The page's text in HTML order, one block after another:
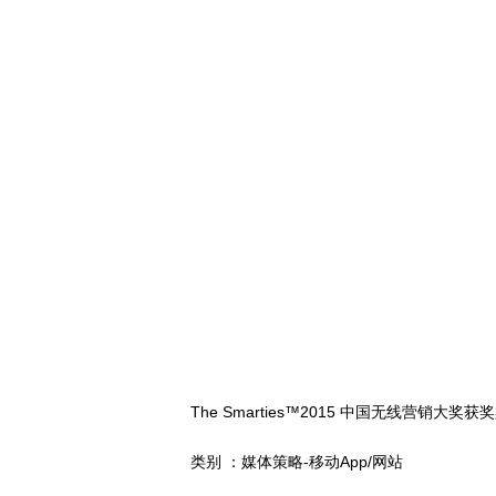
The Smarties™2015 中国无线营销大奖获
类别 ：媒体策略-移动App/网站